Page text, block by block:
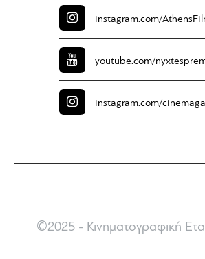
instagram.com/
youtube.com/
instagram.com/
©2025 - Κινηματογραφική